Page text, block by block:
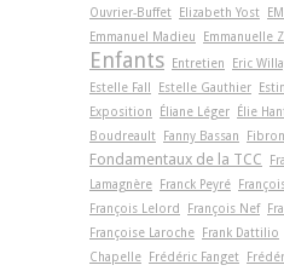
Ouvrier-Buffet
Elizabeth Yost
Emmanuel Madieu
Emmanuelle
Enfants Entretien Eric
Estelle Fall
Estelle Gauthier
Exposition
Éliane Léger Élie
Boudreault
Fanny Bassan
Fondamentaux de la TCC
Lamagnère
Franck Peyré
François Lelord
François Nef
Françoise Laroche
Frank Dattilio
Chapelle
Frédéric Fanget